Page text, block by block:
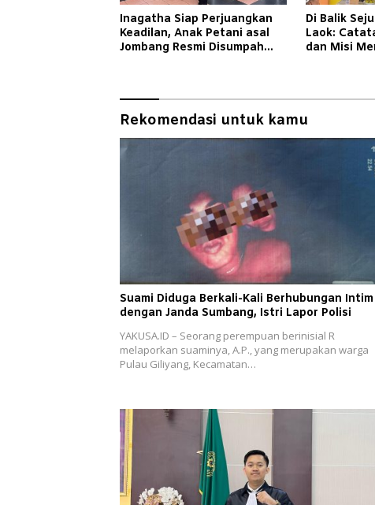
Inagatha Siap Perjuangkan
Keadilan, Anak Petani asal
Jombang Resmi Disumpah
Di Balik
Laok:
dan Misi
Rekomendasi untuk kamu
Suami Diduga Berkali-Kali Berhubungan Intim
dengan Janda Sumbang, Istri Lapor Polisi
YAKUSA.ID – Seorang perempuan berinisial R
melaporkan suaminya, A.P., yang merupakan warga
Pulau Giliyang, Kecamatan…